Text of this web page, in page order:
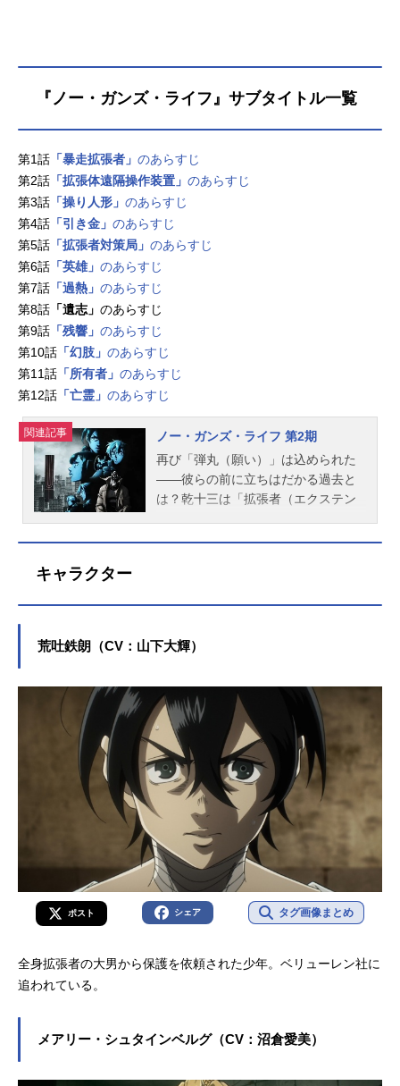
『ノー・ガンズ・ライフ』サブタイトル一覧
第1話 「暴走拡張者」 のあらすじ
第2話 「拡張体遠隔操作装置」 のあらすじ
第3話 「操り人形」 のあらすじ
第4話 「引き金」 のあらすじ
第5話 「拡張者対策局」 のあらすじ
第6話 「英雄」 のあらすじ
第7話 「過熱」 のあらすじ
第8話 「遺志」 のあらすじ
第9話 「残響」 のあらすじ
第10話 「幻肢」 のあらすじ
第11話 「所有者」 のあらすじ
第12話 「亡霊」 のあらすじ
関連記事
ノー・ガンズ・ライフ 第2期
再び「弾丸（願い）」は込められた
――彼らの前に立ちはだかる過去と
は？乾十三は「拡張者（エクステン
を施した者たちがあふれるこの街
如何者かに襲撃されてしまう。それ
は、反拡張技術を掲げるテロ組織・
致されたクリスの救出に十三が向か
うと、ヴィクター・シュタインベル
グという男が立ちはだかる。彼こそ
メアリーが行方を追い続けていた彼
女の実兄だった。時を経て、十三、
メアリー、ヴィクター、再び3人の因
縁が交錯する。ガンスレイブユニッ
トの秘密、ベリューレンの思惑、そ
して、鉄朗の運命も大きく動き始め
る第2期、スタート！作品名ノー・ガ
ンズ・ライフ第2期放送形態TVアニ
メシリーズノー・ガンズ・ライフス
2話キャスト乾十三：諏訪部順一荒吐
ンデベルメ：日笠陽子クローネン・
フォン・ヴォルフ：内田夕夜ヴィク
キャラクター
荒吐鉄朗（CV：山下大輝）
ポスト シェア タグ画像まとめ
全身拡張者の大男から保護を依頼された少年。ベリューレン社に
追われている。
メアリー・シュタインベルグ（CV：沼倉愛美）